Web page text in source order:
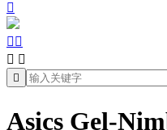

 
 

Asics Gel-